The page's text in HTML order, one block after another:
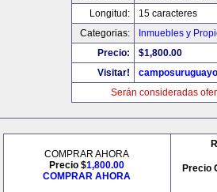
Longitud:
15 caracteres
Categorias:
Inmuebles y
Precio:
$1,800.00
Visitar!
Serán consideradas
COMPRAR AHORA
Precio $1,800.00
COMPRAR AHORA
Precio